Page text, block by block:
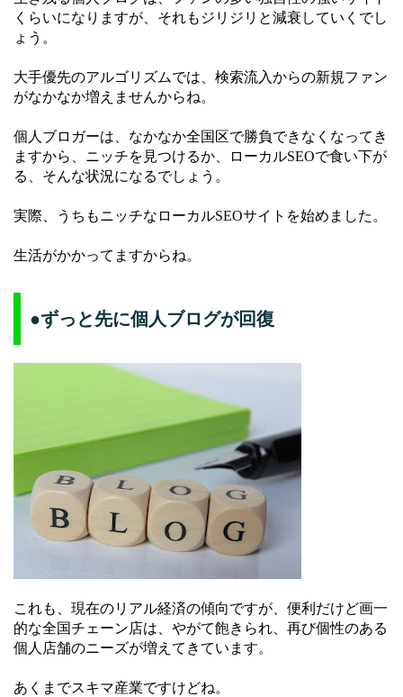
くらいになりますが、それもジリジリと減衰していくでし
ょう。
大手優先のアルゴリズムでは、検索流入からの新規ファン
がなかなか増えませんからね。
個人ブロガーは、なかなか全国区で勝負できなくなってき
ますから、ニッチを見つけるか、ローカルSEOで食い下が
る、そんな状況になるでしょう。
実際、うちもニッチなローカルSEOサイトを始めました。
生活がかかってますからね。
●ずっと先に個人ブログが回復
これも、現在のリアル経済の傾向ですが、便利だけど画一
的な全国チェーン店は、やがて飽きられ、再び個性のある
個人店舗のニーズが増えてきています。
あくまでスキマ産業ですけどね。